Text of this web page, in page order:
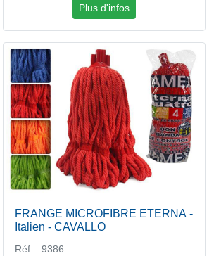
Plus d'infos
FRANGE MICROFIBRE ETERNA -
Italien - CAVALLO
Réf. : 9386